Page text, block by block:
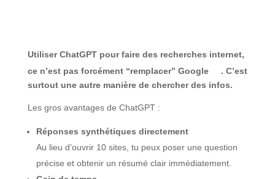
Utiliser ChatGPT pour faire des recherches internet,
ce n’est pas forcément “remplacer” Google
. C’est
surtout une autre manière de chercher des infos.
Les gros avantages de ChatGPT :
Réponses synthétiques directement
Au lieu d’ouvrir 10 sites, tu peux poser une question
précise et obtenir un résumé clair immédiatement.